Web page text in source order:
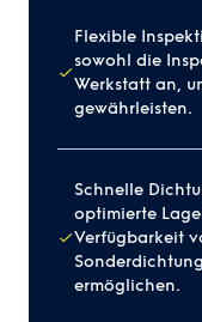
Flexible
sowohl die
Werkstatt an,
gewährleisten.
Schnelle
optimierte
Verfügbarkeit
ermöglichen.